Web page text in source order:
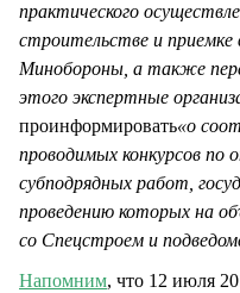
практического
строительстве и
Минобороны, а также
этого экспертные
проинформировать«о
проводимых конкурсов по
субподрядных работ,
проведению которых на
со Спецстроем и
Напомним, что 12 июля